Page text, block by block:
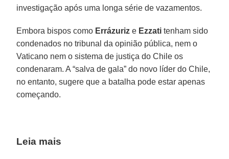
investigação após uma longa série de vazamentos.
Embora bispos como Errázuriz e Ezzati tenham sido
condenados no tribunal da opinião pública, nem o
Vaticano nem o sistema de justiça do Chile os
condenaram. A “salva de gala” do novo líder do Chile,
no entanto, sugere que a batalha pode estar apenas
começando.
Leia mais